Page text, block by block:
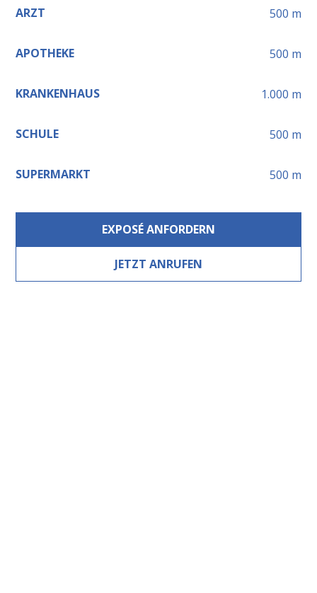
ARZT 500 m
APOTHEKE 500 m
KRANKENHAUS 1.000 m
SCHULE 500 m
SUPERMARKT 500 m
EXPOSÉ ANFORDERN
JETZT ANRUFEN